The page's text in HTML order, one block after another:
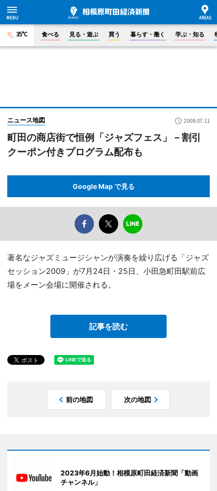
35°C 食べる 見る・遊ぶ 買う 暮らす・働く 学ぶ・知る
ニュース地図 2009.07.11
町田の商店街で恒例「ジャズフェス」－割引
クーポン付きプログラム配布も
Google Map で見る
著名なジャズミュージシャンが演奏を繰り広げる「ジャズ
セッション2009」が7月24日・25日、小田急町田駅前広
場をメーン会場に開催される。
記事を読む
前の地図 次の地図
2023年6月始動！相模原町田経済新聞「動画
チャンネル」